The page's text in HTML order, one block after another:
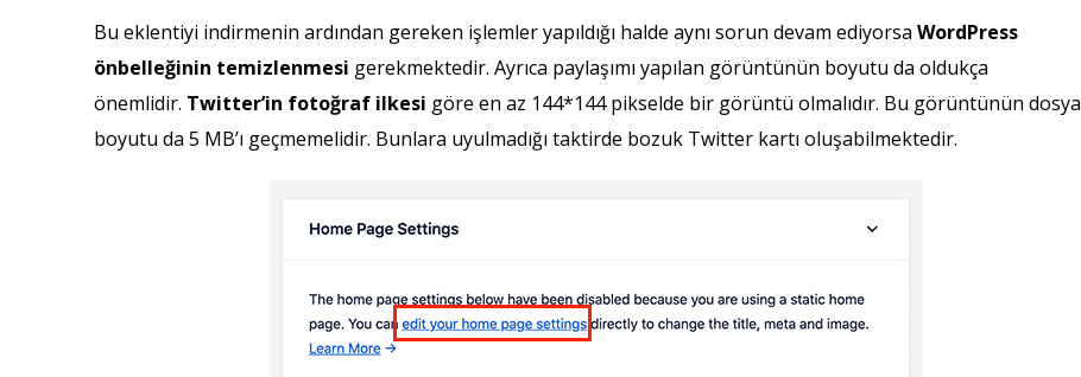
Bu eklentiyi indirmenin ardından gereken işlemler yapıldığı halde aynı sorun devam ediyorsa WordPress
önbelleğinin temizlenmesi gerekmektedir. Ayrıca paylaşımı yapılan görüntünün boyutu da oldukça
önemlidir. Twitter’in fotoğraf ilkesi göre en az 144*144 pikselde bir görüntü olmalıdır. Bu görüntünün dosya
boyutu da 5 MB’ı geçmemelidir. Bunlara uyulmadığı taktirde bozuk Twitter kartı oluşabilmektedir.